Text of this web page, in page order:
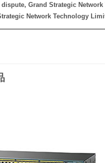
dispute, Grand Strategic
Network Technology